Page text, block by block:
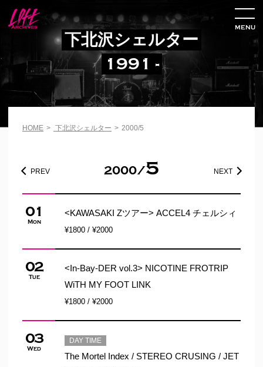
下北沢シェルター
1991 -
MENU
HOME > 下北沢シェルター > 2000/5
2000/5 NEXT
PREV
01
Mon
<KAWASAKI Zツアー> ACCEL4 チェルシィ
¥1800 / ¥2000
02
Tue
<In-Bay-DER vol.3> NICOTINE FROTRIP
WiTH MY FOOT LINK
¥1800 / ¥2000
03
Wed
DAY TIME
The Mortel Index / STEREO CRUSING / JET